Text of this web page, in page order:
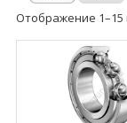
INA
Отображение 1–15